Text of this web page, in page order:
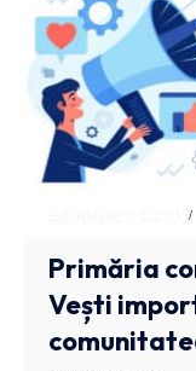
ADMINISTRATIV
Primăria
Vești